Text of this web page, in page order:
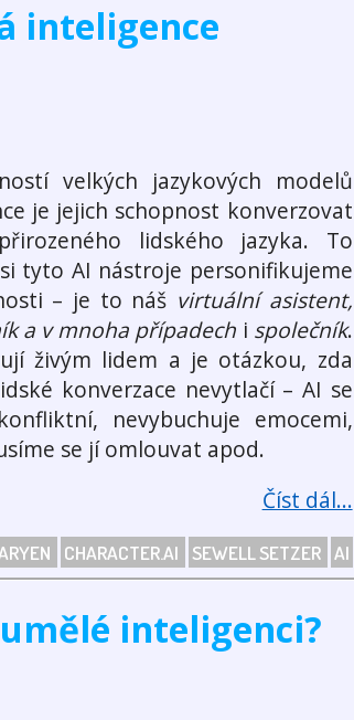
inteligence
velkých jazykových modelů
je jejich schopnost konverzovat
lidského jazyka. To
tyto AI nástroje personifikujeme
– je to náš virtuální asistent,
a v mnoha případech i společník.
živým lidem a je otázkou, zda
konverzace nevytlačí – AI se
nevybuchuje emocemi,
se jí omlouvat apod.
Číst dál...
CHARACTER.AI SEWELL SETZER AI
inteligenci?